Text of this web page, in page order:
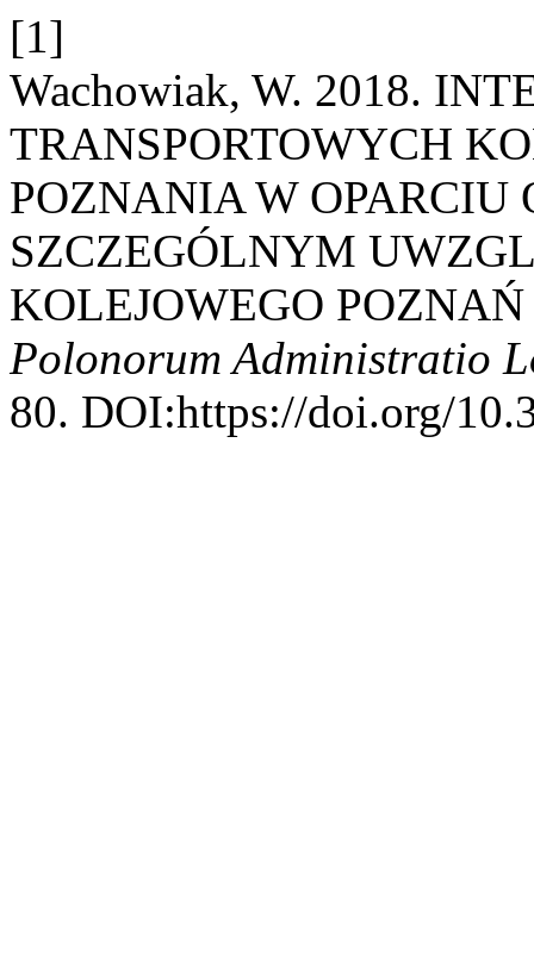
[1]
Wachowiak, W. 2018.
TRANSPORTOWYCH
POZNANIA W OPARCIU
SZCZEGÓLNYM
KOLEJOWEGO
Polonorum Administratio
80. DOI:https://doi.org/